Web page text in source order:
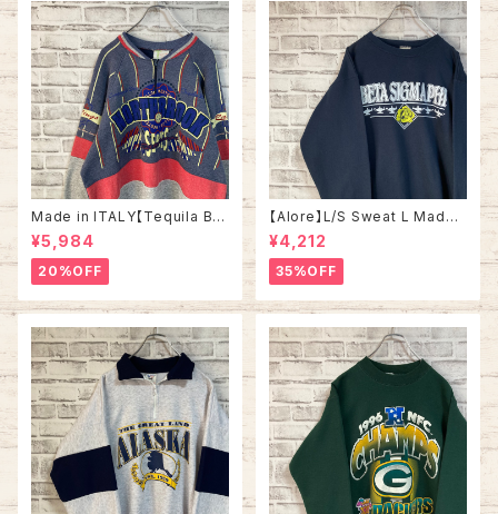
Made in ITALY【Tequila Bo
om】L/S Sweat/Trainer XL 9
0s ハーフジップスウェット トレ
ーナー マルチカラー レーシング
イタリア製 Euro ユーロ 古着
¥5,984
20%OFF
【Alore】L/S Sweat L Made i
n USA 90s 社交クラブ プロモ
ーション スウェット トレーナー
USA製 vintage ヴィンテージ
アメリカ USA 古着
¥4,212
35%OFF